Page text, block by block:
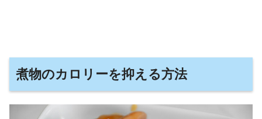
煮物のカロリーを抑える方法